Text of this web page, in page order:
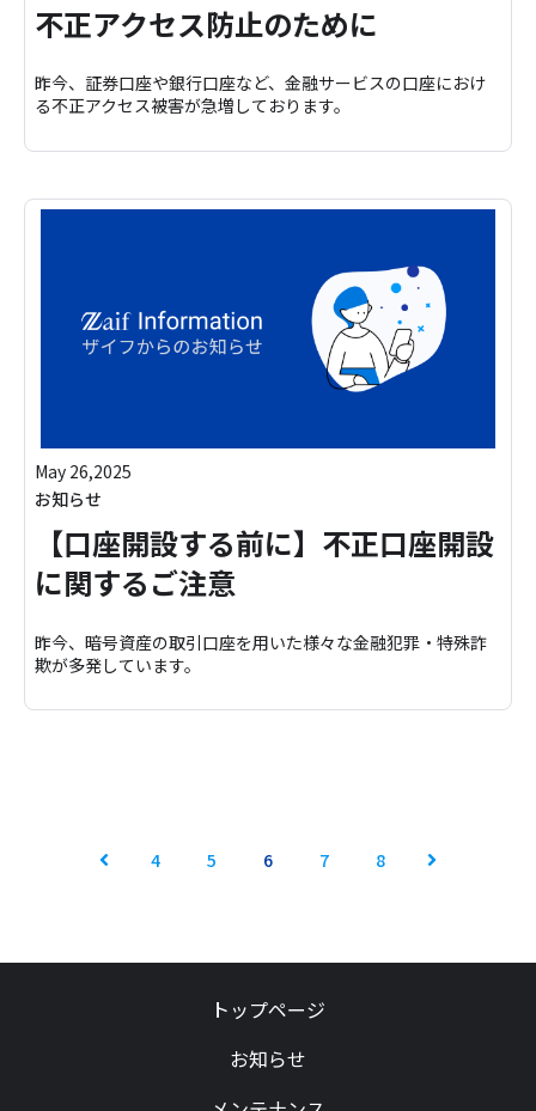
不正アクセス防止のために
昨今、証券口座や銀行口座など、金融サービスの口座におけ
る不正アクセス被害が急増しております。
May 26,2025
お知らせ
【口座開設する前に】不正口座開設
に関するご注意
昨今、暗号資産の取引口座を用いた様々な金融犯罪・特殊詐
欺が多発しています。
Prev 4 5 6 7 8 Next
トップページ
お知らせ